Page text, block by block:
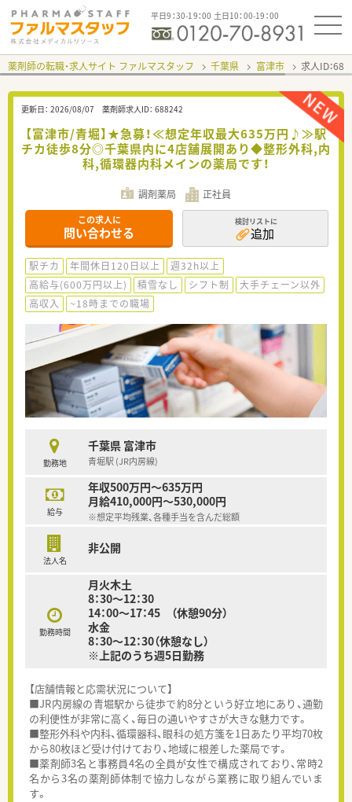
平日9：30-19：00 土日10：00-19：00
薬剤師の転職・求人サイト ファルマスタッフ 千葉県 富津市 求人ID：
更新日： 2026/08/07 薬剤師求人ID： 688242
【富津市/青堀】★急募！≪想定年収最大635万円♪≫駅
チカ徒歩8分◎千葉県内に4店舗展開あり◆整形外科,内
科,循環器内科メインの薬局です！
調剤薬局 正社員
この求人に
問い合わせる
検討リストに
追加
駅チカ 年間休日120日以上
週32h以上
高給与(600万円以上)
積雪なし シフト制
大手チェーン以外
高収入
~18時までの職場
勤務地
千葉県 富津市
青堀駅 (JR内房線)
給与
年収500万円～635万円
月給410,000円～530,000円
※想定平均残業、各種手当を含んだ総額
法人名
非公開
勤務時間
月火木土
8：30～12：30
14：00～17：45 （休憩90分）
水金
8：30～12：30（休憩なし）
※上記のうち週5日勤務
【店舗情報と応需状況について】
■JR内房線の青堀駅から徒歩で約8分という好立地にあり、通勤
の利便性が非常に高く、毎日の通いやすさが大きな魅力です。
■整形外科や内科、循環器科、眼科の処方箋を1日あたり平均70枚
から80枚ほど受け付けており、地域に根差した薬局です。
■薬剤師3名と事務員4名の全員が女性で構成されており、常時2
名から3名の薬剤師体制で協力しながら業務に取り組んでいま
す。